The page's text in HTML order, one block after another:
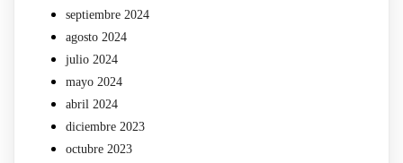
septiembre 2024
agosto 2024
julio 2024
mayo 2024
abril 2024
diciembre 2023
octubre 2023